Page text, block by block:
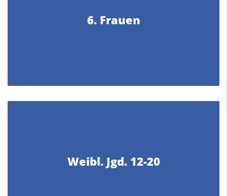
6. Frauen
Weibl. Jgd. 12-20